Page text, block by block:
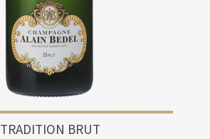
TRADITION BRUT